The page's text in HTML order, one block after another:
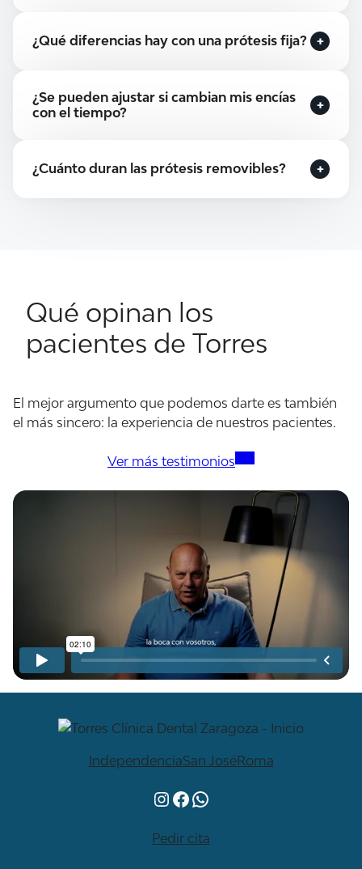
ayudamos con instrucciones y revisiones para
¿Qué diferencias hay con una prótesis fija?
La fija se cementa o atornilla y no se retira; la
removible puedes quitarla para limpiarla.
¿Se pueden ajustar si cambian mis encías
con el tiempo?
Sí, podemos realizar ajustes o modificaciones
periódicas para mantener la comodidad.
¿Cuánto duran las prótesis removibles?
Qué opinan los
pacientes de Torres
El mejor argumento que podemos darte es también
el más sincero: la experiencia de nuestros pacientes.
Ver más testimonios
IndependenciaSan JoséRoma
Instagram
Facebook
WhatsApp
Pedir cita